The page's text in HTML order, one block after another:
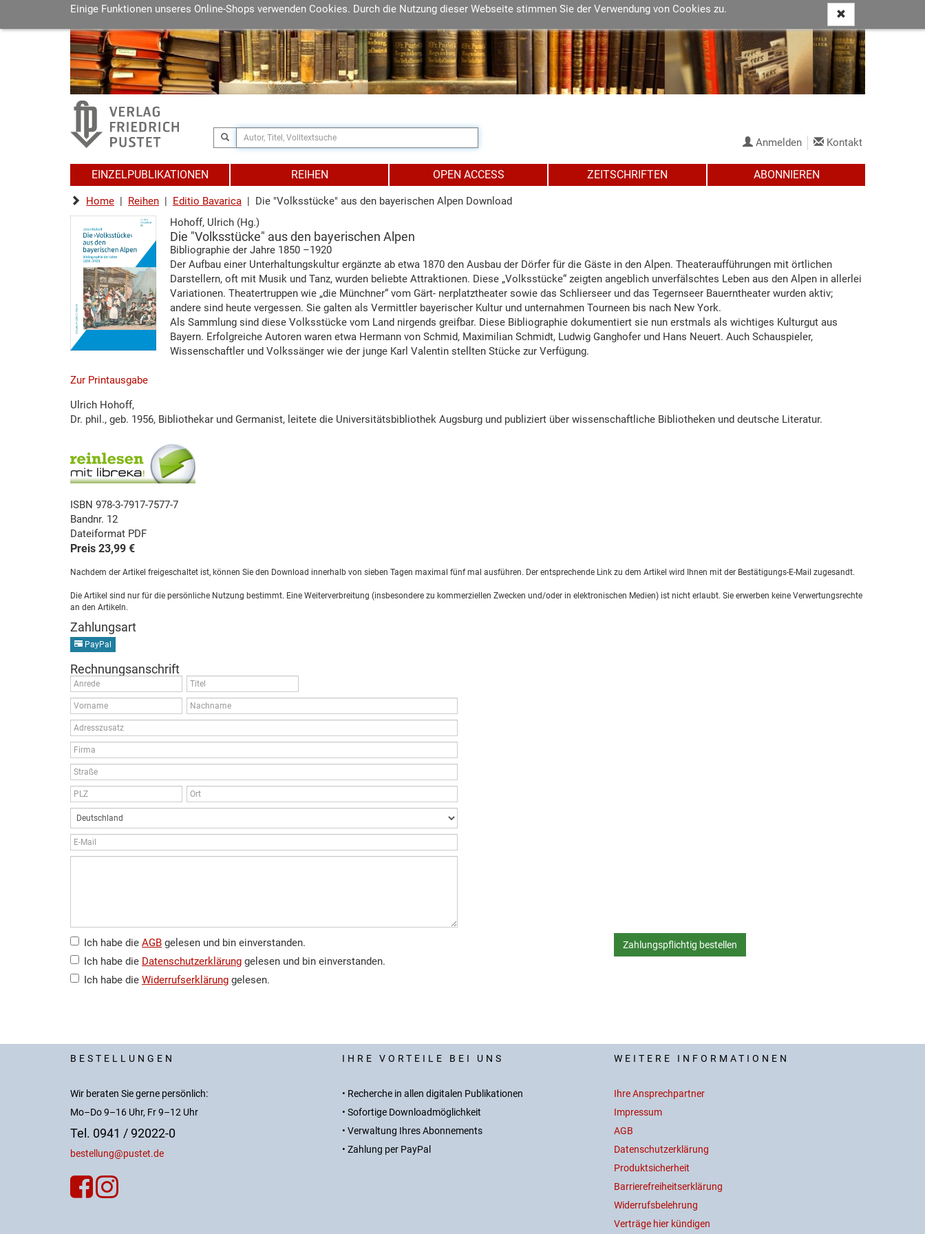
Einige Funktionen unseres Online-Shops verwenden Cookies. Durch die Nutzung dieser Webseite stimmen Sie der Verwendung von Cookies zu.
Anmelden Kontakt
EINZELPUBLIKATIONEN REIHEN OPEN ACCESS ZEITSCHRIFTEN ABONNIEREN
Home | Reihen | Editio Bavarica | Die "Volksstücke" aus den bayerischen Alpen Download
Hohoff, Ulrich (Hg.)
Die "Volksstücke" aus den bayerischen Alpen
Bibliographie der Jahre 1850 –1920
Der Aufbau einer Unterhaltungskultur ergänzte ab etwa 1870 den Ausbau der Dörfer für die Gäste in den Alpen. Theateraufführungen mit örtlichen
Darstellern, oft mit Musik und Tanz, wurden beliebte Attraktionen. Diese „Volksstücke“ zeigten angeblich unverfälschtes Leben aus den Alpen in allerlei
Variationen. Theatertruppen wie „die Münchner“ vom Gärt- nerplatztheater sowie das Schlierseer und das Tegernseer Bauerntheater wurden aktiv;
andere sind heute vergessen. Sie galten als Vermittler bayerischer Kultur und unternahmen Tourneen bis nach New York.
Als Sammlung sind diese Volksstücke vom Land nirgends greifbar. Diese Bibliographie dokumentiert sie nun erstmals als wichtiges Kulturgut aus
Bayern. Erfolgreiche Autoren waren etwa Hermann von Schmid, Maximilian Schmidt, Ludwig Ganghofer und Hans Neuert. Auch Schauspieler,
Wissenschaftler und Volkssänger wie der junge Karl Valentin stellten Stücke zur Verfügung.
Zur Printausgabe
Ulrich Hohoff,
Dr. phil., geb. 1956, Bibliothekar und Germanist, leitete die Universitätsbibliothek Augsburg und publiziert über wissenschaftliche Bibliotheken und deutsche Literatur.
ISBN 978-3-7917-7577-7
Bandnr. 12
Dateiformat PDF
Preis 23,99 €
Nachdem der Artikel freigeschaltet ist, können Sie den Download innerhalb von sieben Tagen maximal fünf mal ausführen. Der entsprechende Link zu dem Artikel wird Ihnen mit der Bestätigungs-E-Mail zugesandt.
Die Artikel sind nur für die persönliche Nutzung bestimmt. Eine Weiterverbreitung (insbesondere zu kommerziellen Zwecken und/oder in elektronischen Medien) ist nicht erlaubt. Sie erwerben keine Verwertungsrechte
an den Artikeln.
Zahlungsart
PayPal
Rechnungsanschrift
Ich habe die AGB gelesen und bin einverstanden.
Ich habe die Datenschutzerklärung gelesen und bin einverstanden.
Ich habe die Widerrufserklärung gelesen.
BESTELLUNGEN
Wir beraten Sie gerne persönlich:
Mo–Do 9–16 Uhr, Fr 9–12 Uhr
Tel. 0941 / 92022-0
bestellung@pustet.de

IHRE VORTEILE BEI UNS
• Recherche in allen digitalen Publikationen
• Sofortige Downloadmöglichkeit
• Verwaltung Ihres Abonnements
• Zahlung per PayPal
WEITERE INFORMATIONEN
Ihre Ansprechpartner
Impressum
AGB
Datenschutzerklärung
Produktsicherheit
Barrierefreiheitserklärung
Widerrufsbelehrung
Verträge hier kündigen